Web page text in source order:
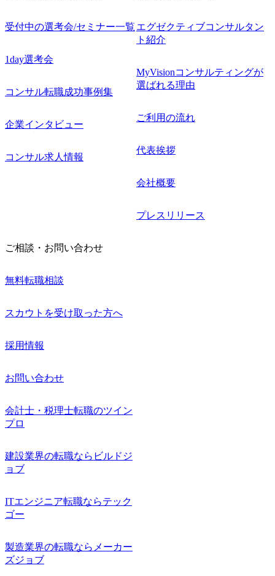
受付中の選考会/セミナー一覧
1day選考会
コンサル転職成功事例集
企業インタビュー
コンサル求人情報
エグゼクティブコンサルタン
ト紹介
MyVisionコンサルティングが
選ばれる理由
ご利用の流れ
代表挨拶
会社概要
プレスリリース
ご相談・お問い合わせ
無料転職相談
スカウトを受け取った方へ
採用情報
お問い合わせ
会計士・税理士転職のツイン
プロ
建設業界の転職ならビルドジ
ョブ
ITエンジニア転職ならテック
ゴー
製造業界の転職ならメーカー
ズジョブ